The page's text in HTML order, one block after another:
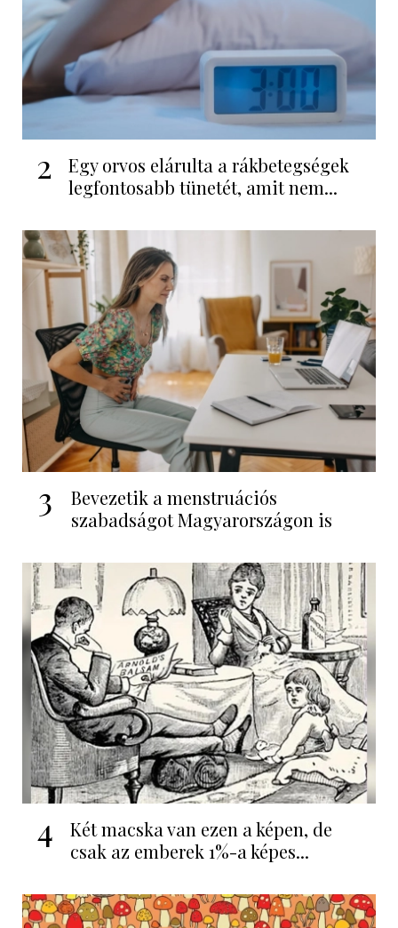
2
Egy orvos elárulta a rákbetegségek
legfontosabb tünetét, amit nem...
3
Bevezetik a menstruációs
szabadságot Magyarországon is
4
Két macska van ezen a képen, de
csak az emberek 1%-a képes...